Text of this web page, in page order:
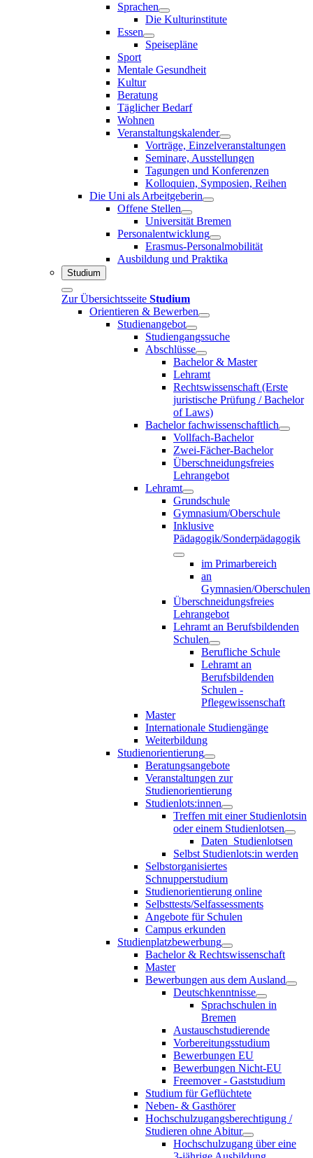
Sprachen
Die Kulturinstitute
Essen
Speisepläne
Sport
Mentale Gesundheit
Kultur
Beratung
Täglicher Bedarf
Wohnen
Veranstaltungskalender
Vorträge, Einzelveranstaltungen
Seminare, Ausstellungen
Tagungen und Konferenzen
Kolloquien, Symposien, Reihen
Die Uni als Arbeitgeberin
Offene Stellen
Universität Bremen
Personalentwicklung
Erasmus-Personalmobilität
Ausbildung und Praktika
Studium
Zur Übersichtsseite Studium
Orientieren & Bewerben
Studienangebot
Studiengangssuche
Abschlüsse
Bachelor & Master
Lehramt
Rechtswissenschaft (Erste
juristische Prüfung / Bachelor
of Laws)
Bachelor fachwissenschaftlich
Vollfach-Bachelor
Zwei-Fächer-Bachelor
Überschneidungsfreies
Lehrangebot
Lehramt
Grundschule
Gymnasium/Oberschule
Inklusive
Pädagogik/Sonderpädagogik
im Primarbereich
an
Gymnasien/Oberschulen
Überschneidungsfreies
Lehrangebot
Lehramt an Berufsbildenden
Schulen
Berufliche Schule
Lehramt an
Berufsbildenden
Schulen -
Pflegewissenschaft
Master
Internationale Studiengänge
Weiterbildung
Studienorientierung
Beratungsangebote
Veranstaltungen zur
Studienorientierung
Studienlots:innen
Treffen mit einer Studienlotsin
oder einem Studienlotsen
Daten_Studienlotsen
Selbst Studienlots:in werden
Selbstorganisiertes
Schnupperstudium
Studienorientierung online
Selbsttests/Selfassessments
Angebote für Schulen
Campus erkunden
Studienplatzbewerbung
Bachelor & Rechtswissenschaft
Master
Bewerbungen aus dem Ausland
Deutschkenntnisse
Sprachschulen in
Bremen
Austauschstudierende
Vorbereitungsstudium
Bewerbungen EU
Bewerbungen Nicht-EU
Freemover - Gaststudium
Studium für Geflüchtete
Neben- & Gasthörer
Hochschulzugangsberechtigung /
Studieren ohne Abitur
Hochschulzugang über eine